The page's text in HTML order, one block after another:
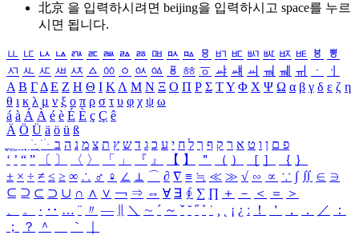
北京 을 입력하시려면 beijing을 입력하시고 space를 누르
시면 됩니다.
ㅥ ㅦ ㅧ ㅨ ㅩ ㅪ ㅫ ㅬ ㅭ ㅮ ㅯ ㅰ ㅱ ㅲ ㅳ ㅴ ㅵ ㅶ ㅷ ㅸ
ㅹ
ㅺ ㅻ ㅼ ㅽ ㅾ ㅿ ㆀ ㆁ ㆂ ㆃ ㆄ ㆅ ㆆ ㆇ ㆈ ㆉ ㆊ ㆋ ㆌ ㆍ
ㆎ
Α Β ΓΔ Ε Ζ Η Θ Ι ΚΛ Μ Ν Ξ Ο Π Ρ Σ ΤΥ Φ Χ Ψ Ω α β γ δ ε ζ η
θ ι κ λ μ ν ξ ο π ρ σ τ υ φ χ ψ ω
á à Á À é è É È ç Ç ê
Ä Ö Ü ä ö ü ß
ִֶֹ ֻּ ׁׂ פ ם ן ו ט א ר ק ף ך ל ח י ע כ ג ד ש ץ ת צ מ נ ה ב
‘ ’ “ ” 〔 〕 〈 〉 「 」 『 』 【 】 ＂ （ ） ［ ］ ｛ ｝
± × ÷ ≠ ≤ ≥ ∞ ∴ ♂ ♀ ∠ ⊥ ⌒ ∂ ∇ ≡ ≒ ≪ ≫ √ ∽ ∝ ∵ ∫ ∬ ∈ ∋
⊆ ⊇ ⊂ ⊃ ∪ ∩ ∧ ∨ ￢ ⇒ ⇔ ∀ ∃ ∮ ∑ ∏ ＋ － ＜ ＝
＞
、
。 · ‥ … ¨ 〃 ― ＼ ∼ ´ ～ ˇ ˘ ˝ ˚ ˙ ¸ ¡ ¿ ː ！ ＇ ， ． ／
：
；
？ ＾ ｀